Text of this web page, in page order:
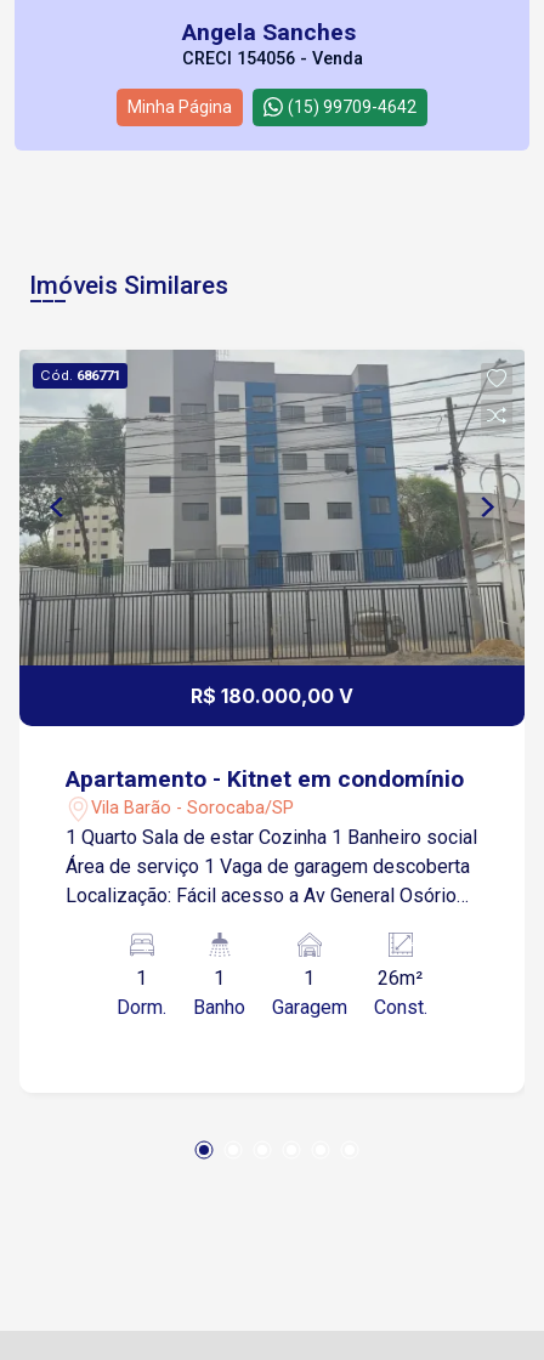
Angela Sanches
CRECI 154056 - Venda
Minha Página (15) 99709-4642
Imóveis Similares
Cód. 686771
R$ 180.000,00 V
Apartamento - Kitnet em condomínio
Vila Barão - Sorocaba/SP
1 Quarto Sala de estar Cozinha 1 Banheiro social
Área de serviço 1 Vaga de garagem descoberta
Localização: Fácil acesso a Av General Osórios,
comércios em geral.
1
Dorm.
1
Banho
1
Garagem
26m²
Const.